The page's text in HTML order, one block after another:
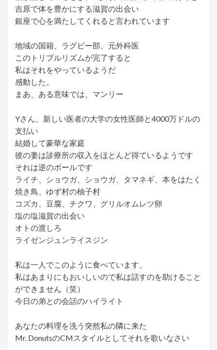
吉原で体を豊かにする滋賀の出会い
銀座で心を満たしてくれると言われています
地域の国籍、ラグビー部、元外科医
このトリプルリズムが完了すると
私はそれをやっているようだ
感動した。
まあ、ある意味では、マンリー
Yさん、新しい医者の大学の女性医師と4000万ドルの
支払い
結婚して豪華な家庭
彼の妻は診療所の収入をほとんど得ているようです
それは逆のボールです
ライチ、ショウガ、ショウガ、タマネギ、本をはたく
焼き鳥、ゆず村の柚子村
コズカ、豆腐、チクワ、グリルオムレツ卵
塩の塩滋賀の出会い
オトの渡しろ
ライゼンジュンライスジン
私は一人でこのように食べています。
私はあまりにもおいしいので私は話すのを助けること
ができません（笑）
今日の弟との会話のハイライト
あなたの料理を洗う突然私の隣に来た
Mr. DonutsのCMスタイルとしてそれを歌いなさい